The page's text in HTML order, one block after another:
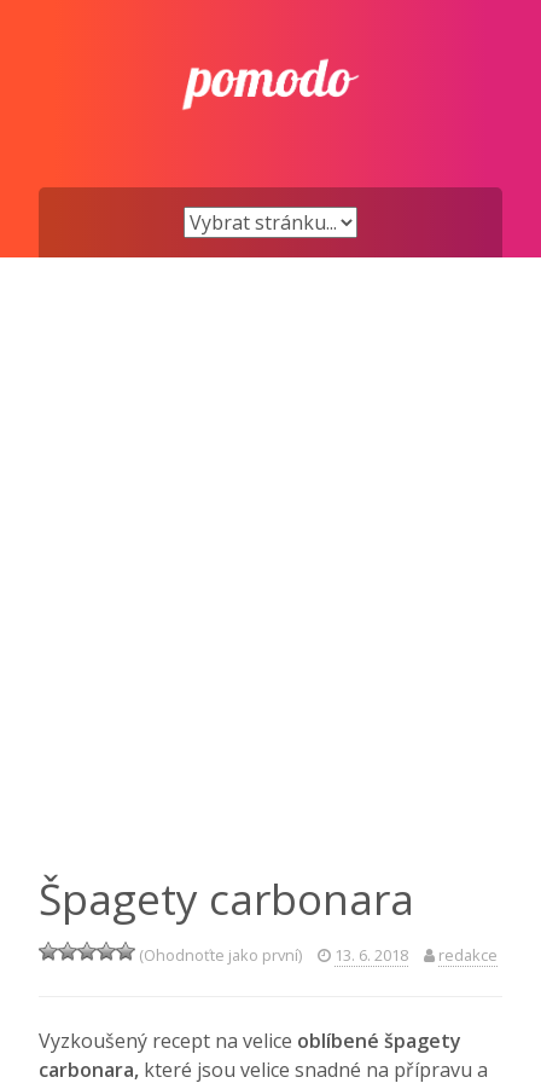
Špagety carbonara
(Ohodnoťte jako první) 13. 6. 2018 redakce
Vyzkoušený recept na velice oblíbené špagety
carbonara, které jsou velice snadné na přípravu a